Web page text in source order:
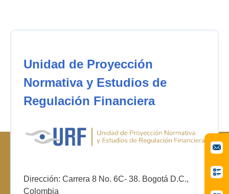
Unidad de Proyección
Normativa y Estudios de
Regulación Financiera
Dirección: Carrera 8 No. 6C- 38. Bogotá D.C.,
Colombia